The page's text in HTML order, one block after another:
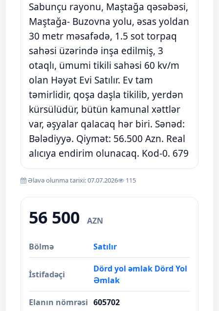
Sabunçu rayonu, Maştağa qəsəbəsi,
Maştağa- Buzovna yolu, əsas yoldan
30 metr məsafədə, 1.5 sot torpaq
sahəsi üzərində inşa edilmiş, 3
otaqlı, ümumi tikili sahəsi 60 kv/m
olan Həyət Evi Satılır. Ev tam
təmirlidir, qoşa daşla tikilib, yerdən
kürsülüdür, bütün kamunal xəttlər
var, əşyalar qalacaq hər biri. Sənəd:
Bələdiyyə. Qiymət: 56.500 Azn. Real
alıcıya endirim olunacaq. Kod-0. 679
Əlavə olunma tarixi: 07.07.2026 115
56 500 AZN
Bölmə Satılır
İstifadəçi
Dörd yol əmlak Dörd Yol
Əmlak
Elanın nömrəsi 605702